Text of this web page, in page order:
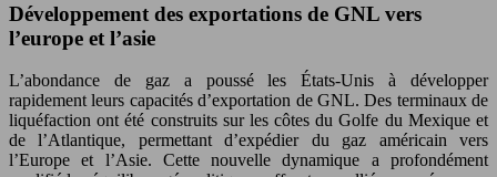
Développement des exportations de GNL vers
l’europe et l’asie
L’abondance de gaz a poussé les États-Unis à développer
rapidement leurs capacités d’exportation de GNL. Des terminaux de
liquéfaction ont été construits sur les côtes du Golfe du Mexique et
de l’Atlantique, permettant d’expédier du gaz américain vers
l’Europe et l’Asie. Cette nouvelle dynamique a profondément